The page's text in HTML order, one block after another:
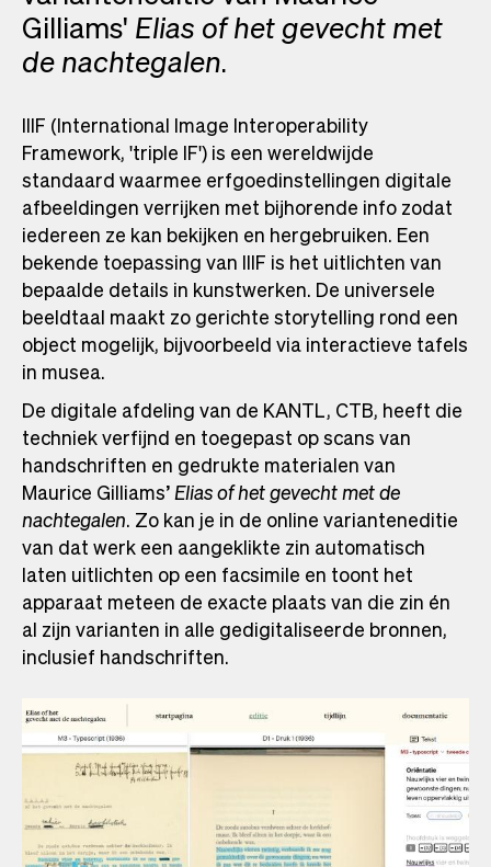
Gilliams'Elias of het gevecht met
de nachtegalen.
IIIF (International Image Interoperability
Framework, 'triple IF') is een wereldwijde
standaard waarmee erfgoedinstellingen digitale
afbeeldingen verrijken met bijhorende info zodat
iedereen ze kan bekijken en hergebruiken. Een
bekende toepassing van IIIF is het uitlichten van
bepaalde details in kunstwerken. De universele
beeldtaal maakt zo gerichte storytelling rond een
object mogelijk, bijvoorbeeld via interactieve tafels
in musea.
De digitale afdeling van de KANTL, CTB, heeft die
techniek verfijnd en toegepast op scans van
handschriften en gedrukte materialen van
Maurice Gilliams’Elias of het gevecht met de
nachtegalen. Zo kan je in de online varianteneditie
van dat werk een aangeklikte zin automatisch
laten uitlichten op een facsimile en toont het
apparaat meteen de exacte plaats van die zin én
al zijn varianten in alle gedigitaliseerde bronnen,
inclusief handschriften.